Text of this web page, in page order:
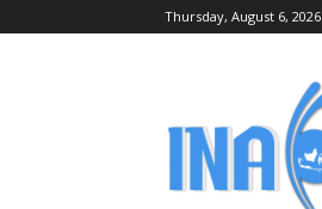
Thursday, August 6, 2026